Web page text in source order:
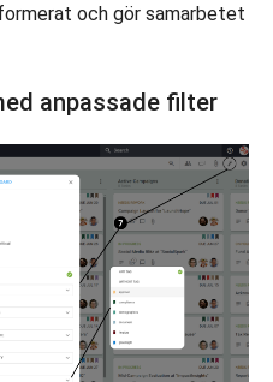
och gör samarbetet
anpassade filter